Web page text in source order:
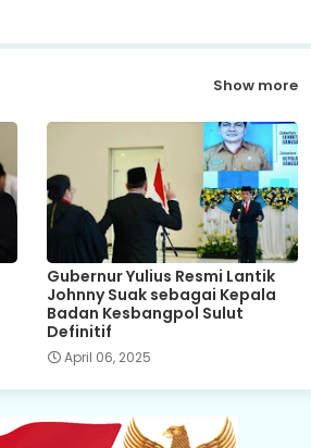
Show more
Gubernur Yulius Resmi Lantik
Johnny Suak sebagai Kepala
Badan Kesbangpol Sulut
Definitif
April 06, 2025